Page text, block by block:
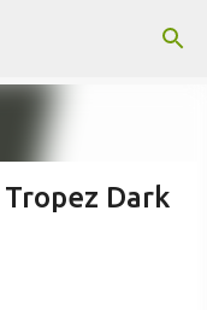
Dark